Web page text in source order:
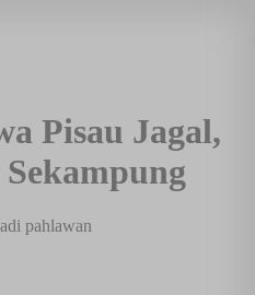
Pisau Jagal,
pahlawan